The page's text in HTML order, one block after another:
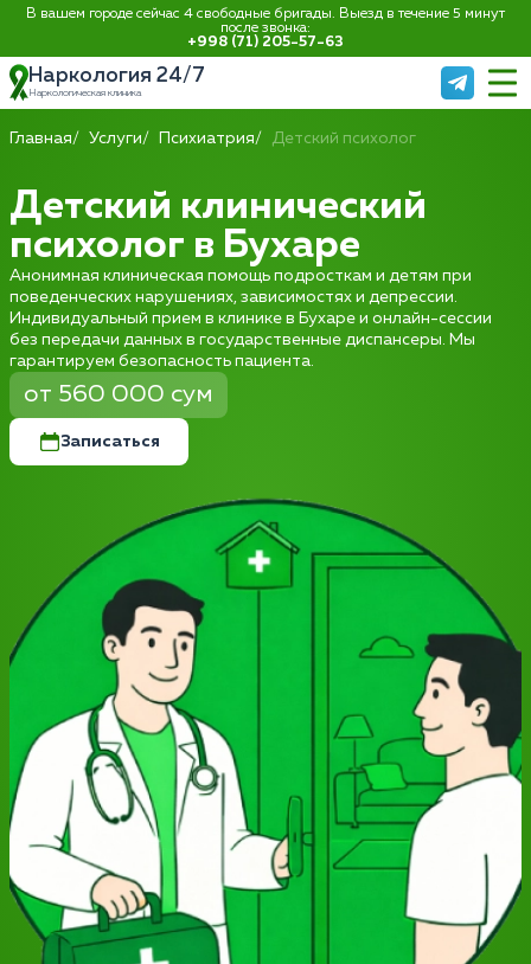
В вашем городе сейчас 4 свободные бригады. Выезд в течение 5 минут
после звонка:
+998 (71) 205-57-63
Наркология 24/7
Наркологическая клиника
Главная Услуги Психиатрия Детский психолог
Детский клинический
психолог в Бухаре
Анонимная клиническая помощь подросткам и детям при
поведенческих нарушениях, зависимостях и депрессии.
Индивидуальный прием в клинике в Бухаре и онлайн-сессии
без передачи данных в государственные диспансеры. Мы
гарантируем безопасность пациента.
от 560 000 сум
Записаться